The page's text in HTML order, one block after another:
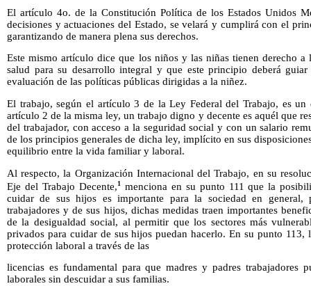
El artículo 4o. de la Constitución Política de los Estados Unidos
decisiones y actuaciones del Estado, se velará y cumplirá con el
garantizando de manera plena sus derechos.
Este mismo artículo dice que los niños y las niñas tienen derecho a
salud para su desarrollo integral y que este principio deberá
evaluación de las políticas públicas dirigidas a la niñez.
El trabajo, según el artículo 3 de la Ley Federal del Trabajo, es
artículo 2 de la misma ley, un trabajo digno y decente es aquél que
del trabajador, con acceso a la seguridad social y con un salario
de los principios generales de dicha ley, implícito en sus
equilibrio entre la vida familiar y laboral.
Al respecto, la Organización Internacional del Trabajo, en su
Eje del Trabajo Decente,1menciona en su punto 111 que la
cuidar de sus hijos es importante para la sociedad en general,
trabajadores y de sus hijos, dichas medidas traen importantes
de la desigualdad social, al permitir que los sectores más
privados para cuidar de sus hijos puedan hacerlo. En su punto 113,
protección laboral a través de las
licencias es fundamental para que madres y padres trabajadores
laborales sin descuidar a sus familias.